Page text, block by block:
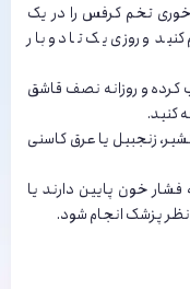
تخم کرفس را در یک
۱۰ دقیقه دم کنید و روزی یک تا دو بار
کرده و روزانه نصف قاشق
کنید.
زنجبیل یا عرق کاسنی
خون پایین دارند یا
نظر پزشک انجام شود.